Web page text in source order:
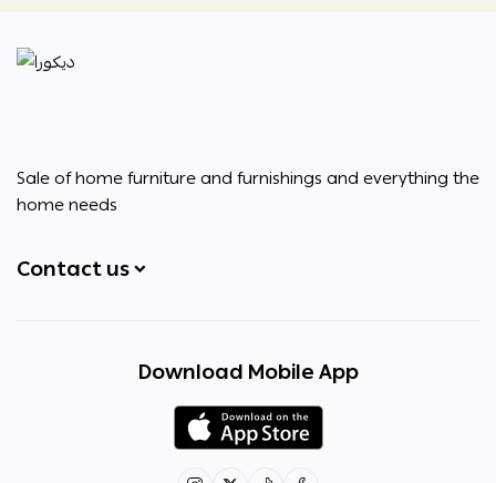
ديكورا
Sale of home furniture and furnishings and everything the
home needs
Contact us
+966531828315
decora6586@gmail.com
Download Mobile App